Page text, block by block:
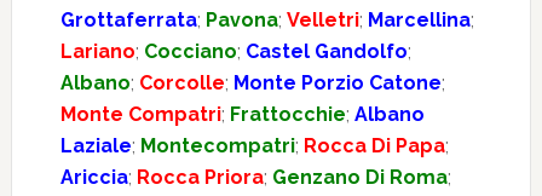
Grottaferrata; Pavona; Velletri; Marcellina;
Lariano; Cocciano; Castel Gandolfo;
Albano; Corcolle; Monte Porzio Catone;
Monte Compatri; Frattocchie; Albano
Laziale; Montecompatri; Rocca Di Papa;
Ariccia; Rocca Priora; Genzano Di Roma;